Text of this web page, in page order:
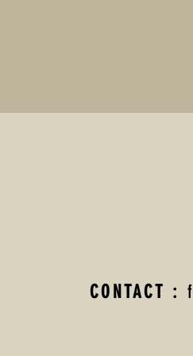
CONTACT :